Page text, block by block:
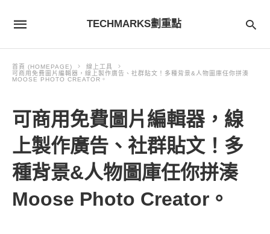
TECHMARKS劃重點
首頁 (HOMEPAGE)
線上工具
可商用免費圖片編輯器，線上製作廣告、社群貼文！多種背景&人物圖庫任你拼湊
MOOSE PHOTO CREATOR。
可商用免費圖片編輯器，線
上製作廣告、社群貼文！多
種背景&人物圖庫任你拼湊
Moose Photo Creator。